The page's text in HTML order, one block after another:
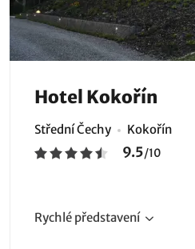
Hotel Kokořín
Střední Čechy Kokořín
9.5/10
Rychlé představení